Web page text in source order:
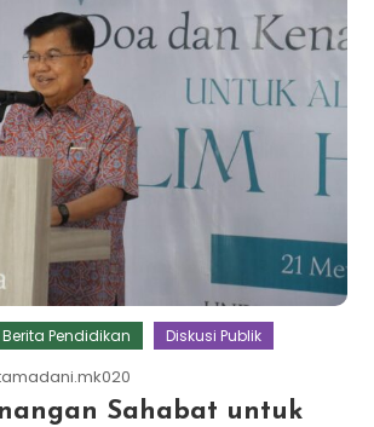
Berita Pendidikan Diskusi Publik
Sahabat untuk